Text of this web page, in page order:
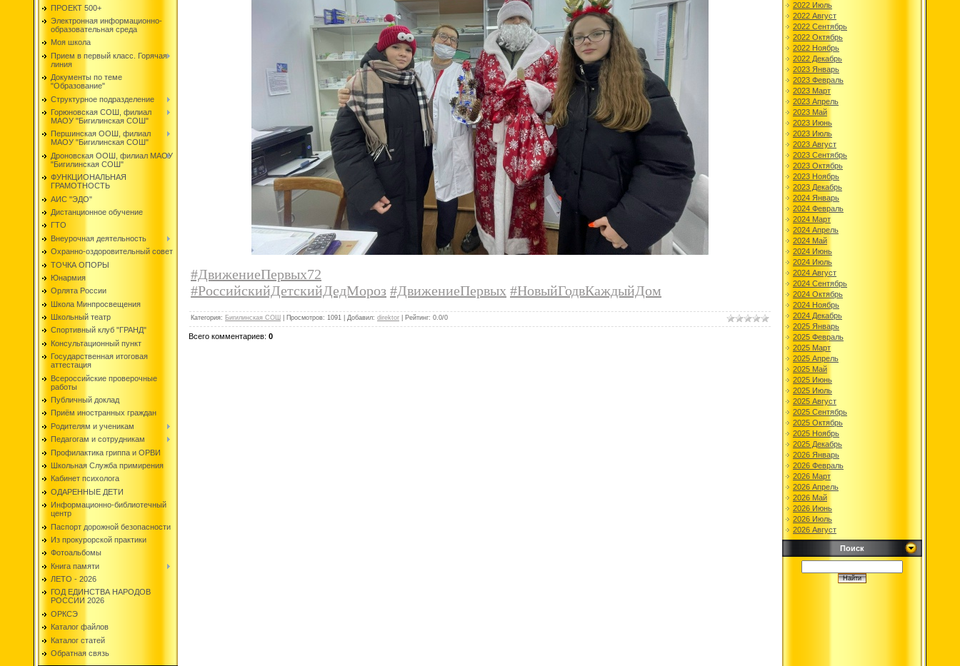
ПРОЕКТ 500+
Электронная информационно-
образовательная среда
Моя школа
Прием в первый класс. Горячая
линия
Документы по теме
"Образование"
Структурное подразделение
Горюновская СОШ, филиал
МАОУ "Бигилинская СОШ"
Першинская ООШ, филиал
МАОУ "Бигилинская СОШ"
Дроновская ООШ, филиал МАОУ
"Бигилинская СОШ"
ФУНКЦИОНАЛЬНАЯ
ГРАМОТНОСТЬ
АИС "ЭДО"
Дистанционное обучение
ГТО
Внеурочная деятельность
Охранно-оздоровительный совет
ТОЧКА ОПОРЫ
Юнармия
Орлята России
Школа Минпросвещения
Школьный театр
Спортивный клуб "ГРАНД"
Консультационный пункт
Государственная итоговая
аттестация
Всероссийские проверочные
работы
Публичный доклад
Приём иностранных граждан
Родителям и ученикам
Педагогам и сотрудникам
Профилактика гриппа и ОРВИ
Школьная Служба примирения
Кабинет психолога
ОДАРЕННЫЕ ДЕТИ
Информационно-библиотечный
центр
Паспорт дорожной безопасности
Из прокурорской практики
Фотоальбомы
Книга памяти
ЛЕТО - 2026
ГОД ЕДИНСТВА НАРОДОВ
РОССИИ 2026
ОРКСЭ
Каталог файлов
Каталог статей
Обратная связь
#ДвижениеПервых72
#РоссийскийДетскийДедМороз #ДвижениеПервых #НовыйГодвКаждыйДом
Категория: Бигилинская СОШ Просмотров: 1091 Добавил: direktor Рейтинг: 0.0/0
Всего комментариев: 0
2022 Июль
2022 Август
2022 Сентябрь
2022 Октябрь
2022 Ноябрь
2022 Декабрь
2023 Январь
2023 Февраль
2023 Март
2023 Апрель
2023 Май
2023 Июнь
2023 Июль
2023 Август
2023 Сентябрь
2023 Октябрь
2023 Ноябрь
2023 Декабрь
2024 Январь
2024 Февраль
2024 Март
2024 Апрель
2024 Май
2024 Июнь
2024 Июль
2024 Август
2024 Сентябрь
2024 Октябрь
2024 Ноябрь
2024 Декабрь
2025 Январь
2025 Февраль
2025 Март
2025 Апрель
2025 Май
2025 Июнь
2025 Июль
2025 Август
2025 Сентябрь
2025 Октябрь
2025 Ноябрь
2025 Декабрь
2026 Январь
2026 Февраль
2026 Март
2026 Апрель
2026 Май
2026 Июнь
2026 Июль
2026 Август
Поиск